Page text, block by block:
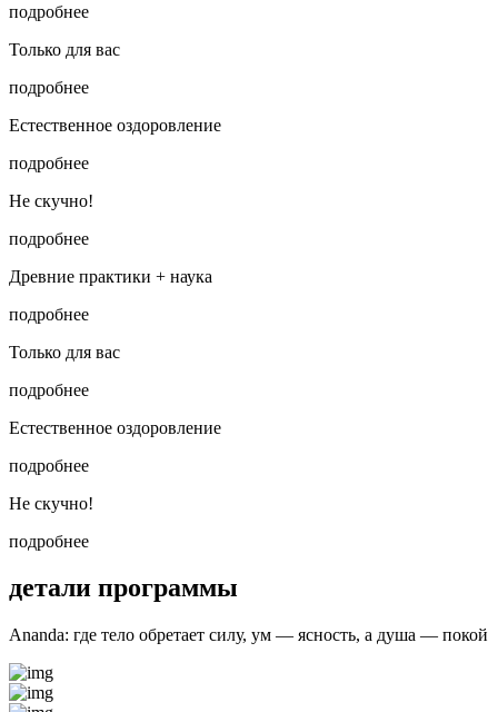
подробнее
Только для вас
подробнее
Естественное оздоровление
подробнее
Не скучно!
подробнее
Древние практики + наука
подробнее
Только для вас
подробнее
Естественное оздоровление
подробнее
Не скучно!
подробнее
детали программы
Ananda: где тело обретает силу, ум — ясность, а душа — покой